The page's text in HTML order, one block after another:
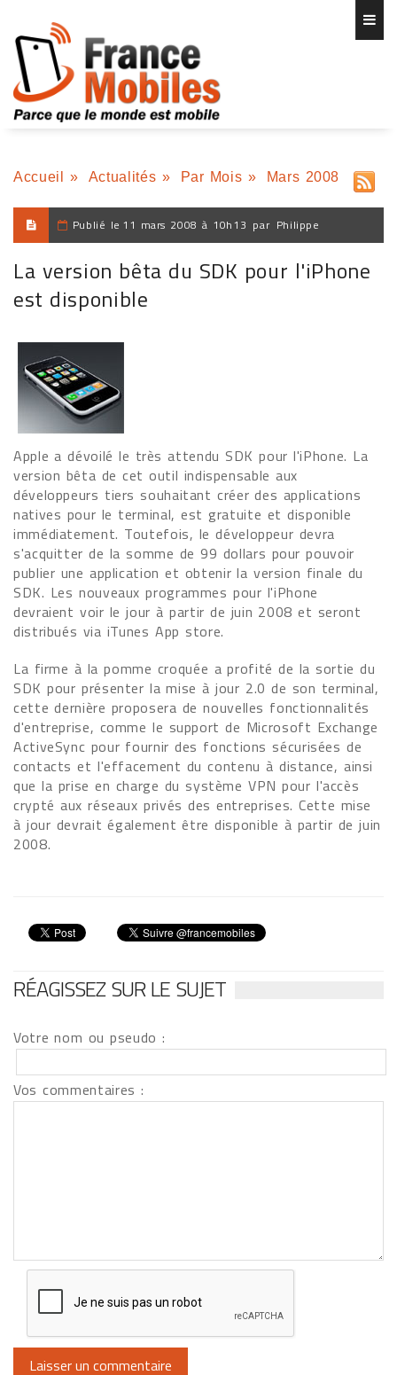
Accueil » Actualités » Par Mois » Mars 2008
Publié le 11 mars 2008 à 10h13 par Philippe
La version bêta du SDK pour l'iPhone
est disponible
Apple a dévoilé le très attendu SDK pour l'iPhone. La
version bêta de cet outil indispensable aux
développeurs tiers souhaitant créer des applications
natives pour le terminal, est gratuite et disponible
immédiatement. Toutefois, le développeur devra
s'acquitter de la somme de 99 dollars pour pouvoir
publier une application et obtenir la version finale du
SDK. Les nouveaux programmes pour l'iPhone
devraient voir le jour à partir de juin 2008 et seront
distribués via iTunes App store.
La firme à la pomme croquée a profité de la sortie du
SDK pour présenter la mise à jour 2.0 de son terminal,
cette dernière proposera de nouvelles fonctionnalités
d'entreprise, comme le support de Microsoft Exchange
ActiveSync pour fournir des fonctions sécurisées de
contacts et l'effacement du contenu à distance, ainsi
que la prise en charge du système VPN pour l'accès
crypté aux réseaux privés des entreprises. Cette mise
à jour devrait également être disponible à partir de juin
2008.
RÉAGISSEZ SUR LE SUJET
Votre nom ou pseudo :
Vos commentaires :